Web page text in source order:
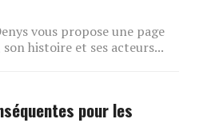
vous propose une page
histoire et ses acteurs...
pour les